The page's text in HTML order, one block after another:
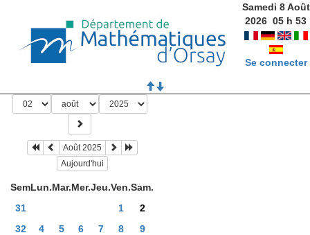
Samedi 8 Août
2026 05 h53
Se connecter
Août 2025
Aujourd'hui
SemLun.Mar.Mer.Jeu.Ven.Sam.
31
1
2
32
4 5 6 7 8
9